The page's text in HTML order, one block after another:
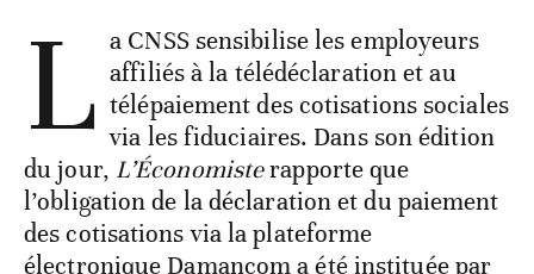
L a CNSS sensibilise les employeurs
affiliés à la télédéclaration et au
télépaiement des cotisations sociales
via les fiduciaires. Dans son édition
du jour, L’Économisterapporte que
l’obligation de la déclaration et du paiement
des cotisations via la plateforme
électronique Damancom a été instituée par